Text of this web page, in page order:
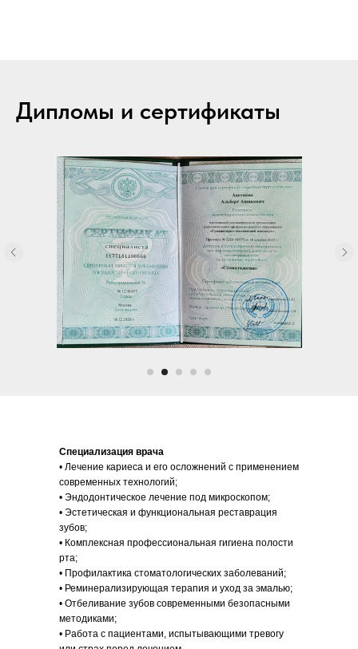
Дипломы и сертификаты
Специализация врача
• Лечение кариеса и его осложнений с применением
современных технологий;
• Эндодонтическое лечение под микроскопом;
• Эстетическая и функциональная реставрация
зубов;
• Комплексная профессиональная гигиена полости
рта;
• Профилактика стоматологических заболеваний;
• Реминерализирующая терапия и уход за эмалью;
• Отбеливание зубов современными безопасными
методиками;
• Работа с пациентами, испытывающими тревогу